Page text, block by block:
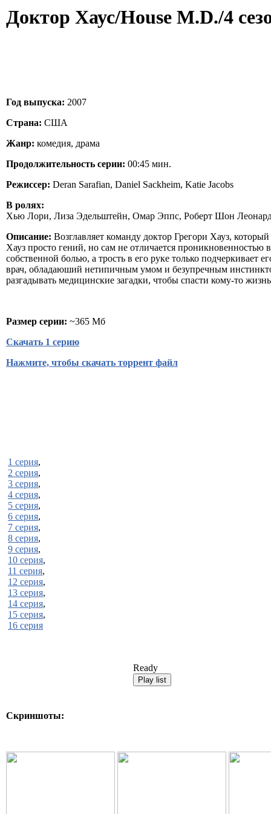
Доктор Хаус/House M.D./4
Год выпуска: 2007
Страна: США
Жанр: комедия, драма
Продолжительность серии: 00:45 мин.
Режиссер: Deran Sarafian, Daniel Sackheim, Katie Jacobs
В ролях:
Хью Лори, Лиза Эдельштейн, Омар Эппс, Роберт Шон
Описание: Возглавляет команду доктор Грегори Хауз,
Хауз просто гений, но сам не отличается проникновенностью
собственной болью, а трость в его руке только
врач, обладаюший нетипичным умом и безупречным
разгадывать медицинские загадки, чтобы спасти кому-то
Размер серии: ~365 Мб
Скачать 1 серию
Нажмите, чтобы скачать торрент файл
1 серия,
2 серия,
3 серия,
4 серия,
5 серия,
6 серия,
7 серия,
8 серия,
9 серия,
10 серия,
11 серия,
12 серия,
13 серия,
14 серия,
15 серия,
16 серия
Ready
Скриншоты: